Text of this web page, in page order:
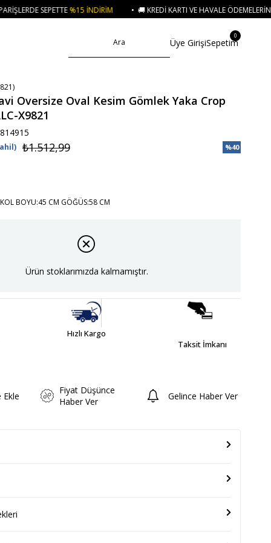
İNDIRIM • 🚚 KREDI KARTI VE HAVALE ÖDEMELERINIZDE 750₺ ÜZERI
Üye GirişiSepetim
0
Oversize Oval Kesim Gömlek Yaka Crop
X9821
%40
₺1.512,99
BOYU:45 CM GÖĞÜS:58 CM
Ürün stoklarımızda kalmamıştır.
Hızlı Kargo
Taksit İmkanı
Ekle
Fiyat Düşünce
Haber Ver
Gelince Haber Ver